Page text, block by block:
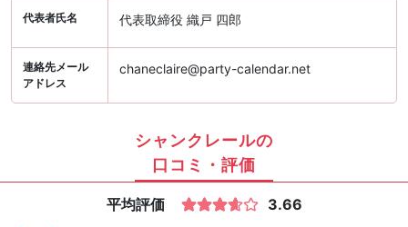
代表者氏名 代表取締役 織戸 四郎
連絡先メール
アドレス
chaneclaire@party-calendar.net
シャンクレールの
口コミ・評価
平均評価 3.66